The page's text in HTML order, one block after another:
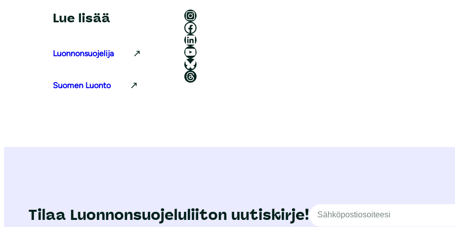
Lue lisää
Luonnonsuojelija
Suomen Luonto
Luonnonsuojeluliitto Instagramissa
Luonnonsuojeluliitto Facebookissa
Luonnonsuojeluliitto LinkedInissä
Luonnonsuojeluliiton YouTube-kanava
Luonnonsuojeluliitto Blueskyssa
Luonnonsuojeluliitto Threadsissa
Tilaa Luonnonsuojeluliiton uutiskirje!